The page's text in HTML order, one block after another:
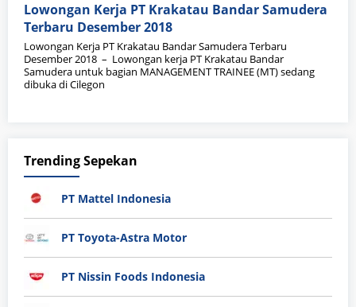
Lowongan Kerja PT Krakatau Bandar Samudera
Terbaru Desember 2018
Lowongan Kerja PT Krakatau Bandar Samudera Terbaru
Desember 2018 – Lowongan kerja PT Krakatau Bandar
Samudera untuk bagian MANAGEMENT TRAINEE (MT) sedang
dibuka di Cilegon
Trending Sepekan
PT Mattel Indonesia
PT Toyota-Astra Motor
PT Nissin Foods Indonesia